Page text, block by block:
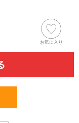
お気に入り